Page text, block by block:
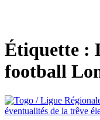
Étiquette :
football